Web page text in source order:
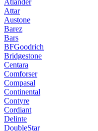
Atlander
Attar
Austone
Barez
Bars
BFGoodrich
Bridgestone
Centara
Comforser
Compasal
Continental
Contyre
Cordiant
Delinte
DoubleStar